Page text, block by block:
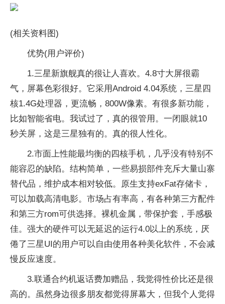
(相关资料图)
优势(用户评价)
1.三星新旗舰真的很让人喜欢。4.8寸大屏很霸
气，屏幕色彩很好。它采用Android 4.04系统，三星四
核1.4G处理器，更流畅，800W像素。有很多新功能，
比如智能省电。我试过了，真的很管用。一闭眼就10
秒关屏，这是三星独有的。真的很人性化。
2.市面上性能最均衡的四核手机，几乎没有特别不
能容忍的缺陷。结构简单，一些易损部件充斥大量山寨
替代品，维护成本相对较低。原生支持exFat存储卡，
可以加载高清电影。市场占有率高，有各种第三方配件
和第三方rom可供选择。裸机金属，带保护套，手感极
佳。强大的硬件可以无延迟的运行4.0以上的系统，厌
倦了三星UI的用户可以自由使用各种美化软件，不会减
慢反应速度。
3.联通合约机返话费加赠品，我觉得性价比还是很
高的。虽然身边很多朋友都觉得屏幕大，但我个人觉得